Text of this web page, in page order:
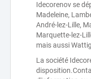
Idecorenov se
Madeleine,
André-lez-Lille,
Marquette-lez-
mais aussi
La société